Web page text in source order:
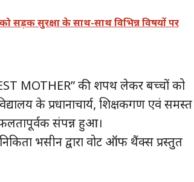
सड़क सुरक्षा के साथ-साथ विभिन्न विषयों पर
MOTHER” की शपथ लेकर बच्चों को
के प्रधानाचार्य, शिक्षकगण एवं समस्त
संपन्न हुआ।
भसीन द्वारा वोट ऑफ थैंक्स प्रस्तुत